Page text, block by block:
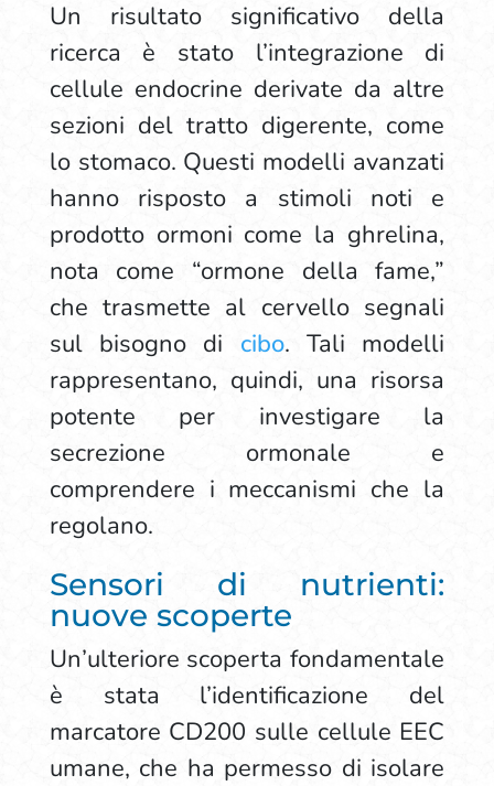
Un risultato significativo della
ricerca è stato l’integrazione di
cellule endocrine derivate da altre
sezioni del tratto digerente, come
lo stomaco. Questi modelli avanzati
hanno risposto a stimoli noti e
prodotto ormoni come la ghrelina,
nota come “ormone della fame,”
che trasmette al cervello segnali
sul bisogno di cibo. Tali modelli
rappresentano, quindi, una risorsa
potente per investigare la
secrezione ormonale e
comprendere i meccanismi che la
regolano.
Sensori di nutrienti:
nuove scoperte
Un’ulteriore scoperta fondamentale
è stata l’identificazione del
marcatore CD200 sulle cellule EEC
umane, che ha permesso di isolare